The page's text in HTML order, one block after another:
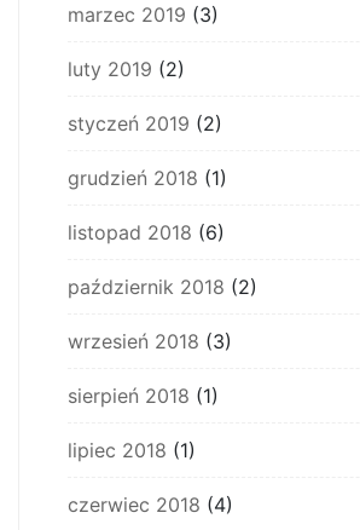
marzec 2019 (3)
luty 2019 (2)
styczeń 2019 (2)
grudzień 2018 (1)
listopad 2018 (6)
październik 2018 (2)
wrzesień 2018 (3)
sierpień 2018 (1)
lipiec 2018 (1)
czerwiec 2018 (4)